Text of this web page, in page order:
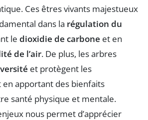
Ces êtres vivants majestueux
dans la régulation du
le dioxidie de carbone et en
de l’air. De plus, les arbres
et protègent les
apportant des bienfaits
santé physique et mentale.
nous permet d’apprécier